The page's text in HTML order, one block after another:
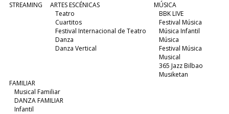
STREAMING
ARTES ESCÉNICAS
Teatro
Cuartitos
Festival Internacional de Teatro
Danza
Danza Vertical
MÚSICA
BBK LIVE
Festival Música
Música Infantil
Música
Festival Música
Musical
365 Jazz Bilbao
Musiketan
FAMILIAR
Musical Familiar
DANZA FAMILIAR
Infantil